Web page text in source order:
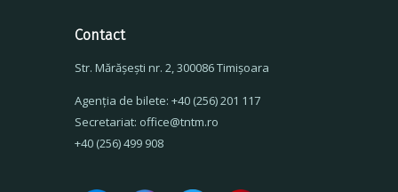
Contact
Str. Mărăşeşti nr. 2, 300086 Timişoara
Agenţia de bilete: +40 (256) 201 117
Secretariat: office@tntm.ro
+40 (256) 499 908